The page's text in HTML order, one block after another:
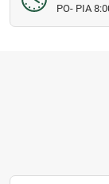
PO- PIA